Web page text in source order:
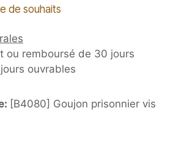
de souhaits
ou remboursé de 30 jours
ouvrables
[B4080] Goujon prisonnier vis